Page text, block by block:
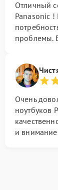
Отличный
Panasonic
проблемы.
Очень
ноутбуков
и